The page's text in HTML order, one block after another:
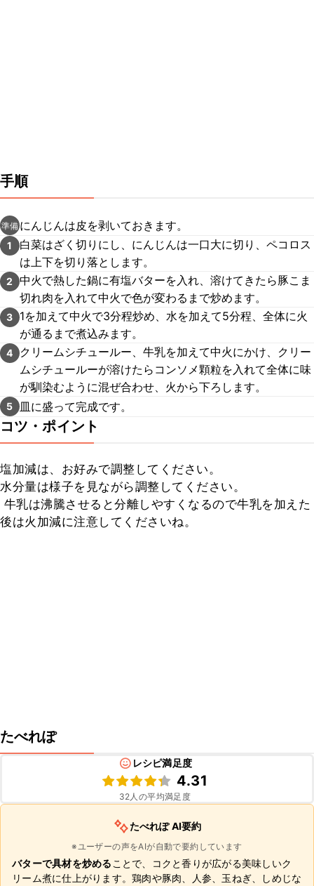
手順
準備 にんじんは皮を剥いておきます。
1
白菜はざく切りにし、にんじんは一口大に切り、ペコロス
は上下を切り落とします。
2
中火で熱した鍋に有塩バターを入れ、溶けてきたら豚こま
切れ肉を入れて中火で色が変わるまで炒めます。
3
1を加えて中火で3分程炒め、水を加えて5分程、全体に火
が通るまで煮込みます。
4
クリームシチュールー、牛乳を加えて中火にかけ、クリー
ムシチュールーが溶けたらコンソメ顆粒を入れて全体に味
が馴染むように混ぜ合わせ、火から下ろします。
5 皿に盛って完成です。
コツ・ポイント
塩加減は、お好みで調整してください。
水分量は様子を見ながら調整してください。
後は火加減に注意してくださいね。
たべれぽ
レシピ満足度
4.31
32人の平均満足度
たべれぽ AI要約
※ユーザーの声をAIが自動で要約しています
バターで具材を炒める ことで、コクと香りが広がる美味しいク
リーム煮に仕上がります。鶏肉や豚肉、人参、玉ねぎ、しめじな